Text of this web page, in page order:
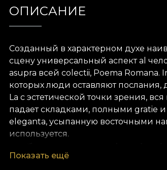
ОПИСАНИЕ
Созданный в характерном духе
сцену универсальный аспектal
asupra всей colectii, Poema Romana.
которых люди оставляют послания,
La с эстетической точки зрения, вся
падает складками, полными gratie
eleganta, усыпанную восточными
используется.
Обои Spovedanie
Показать ещё